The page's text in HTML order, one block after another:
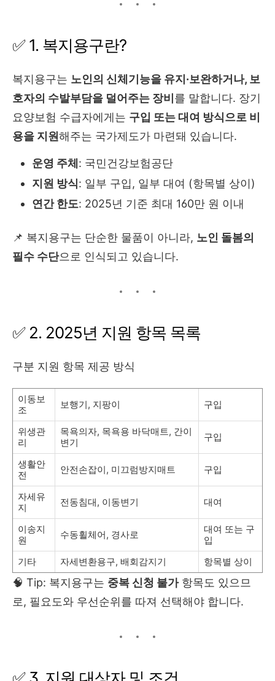
✅ 1. 복지용구란?
복지용구는 노인의 신체기능을 유지·보완하거나, 보
호자의 수발부담을 덜어주는 장비 를 말합니다. 장기
요양보험 수급자에게는 구입 또는 대여 방식으로 비
용을 지원해주는 국가제도가 마련돼 있습니다.
운영 주체 : 국민건강보험공단
지원 방식: 일부 구입, 일부 대여 (항목별 상이)
연간 한도: 2025년 기준 최대 160만 원 이내
📌 복지용구는 단순한 물품이 아니라, 노인 돌봄의
필수 수단으로 인식되고 있습니다.
✅ 2. 2025년 지원 항목 목록
구분 지원 항목 제공 방식
이동보
조
보행기, 지팡이 구입
위생관
리
목욕의자, 목욕용 바닥매트, 간이
변기
구입
생활안
전
안전손잡이, 미끄럼방지매트 구입
자세유
지
전동침대, 이동변기 대여
이송지
원
수동휠체어, 경사로
대여 또는 구
입
기타
자세변환용구, 배회감지기 항목별 상이
🧠 Tip: 복지용구는 중복 신청 불가항목도 있으므
로, 필요도와 우선순위를 따져 선택해야 합니다.